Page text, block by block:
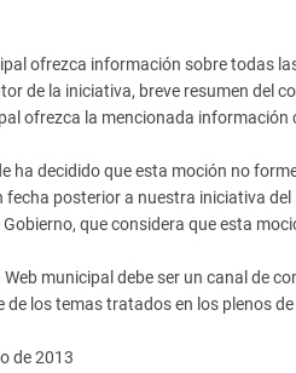
ofrezca información sobre todas
de la iniciativa, breve resumen del
ofrezca la mencionada
ha decidido que esta moción no
fecha posterior a nuestra iniciativa
que considera que esta
Web municipal debe ser un canal de
los temas tratados en los plenos
de 2013